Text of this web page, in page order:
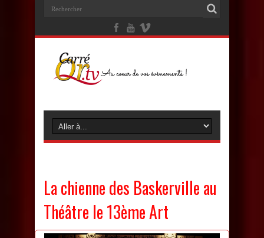
La chienne des Baskerville au
Théâtre le 13ème Art